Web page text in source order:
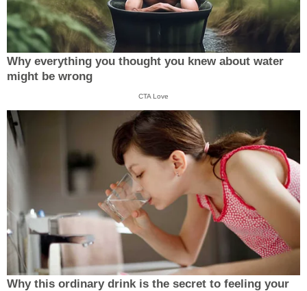
Why everything you thought you knew about water
might be wrong
CTA Love
Why this ordinary drink is the secret to feeling your